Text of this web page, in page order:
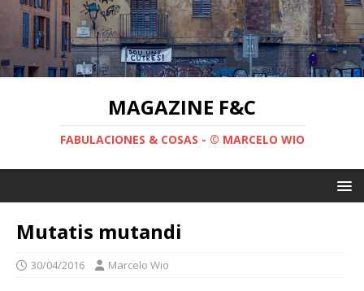
MAGAZINE F&C
FABULACIONES & COSAS - © MARCELO WIO
Mutatis mutandi
30/04/2016 Marcelo Wio